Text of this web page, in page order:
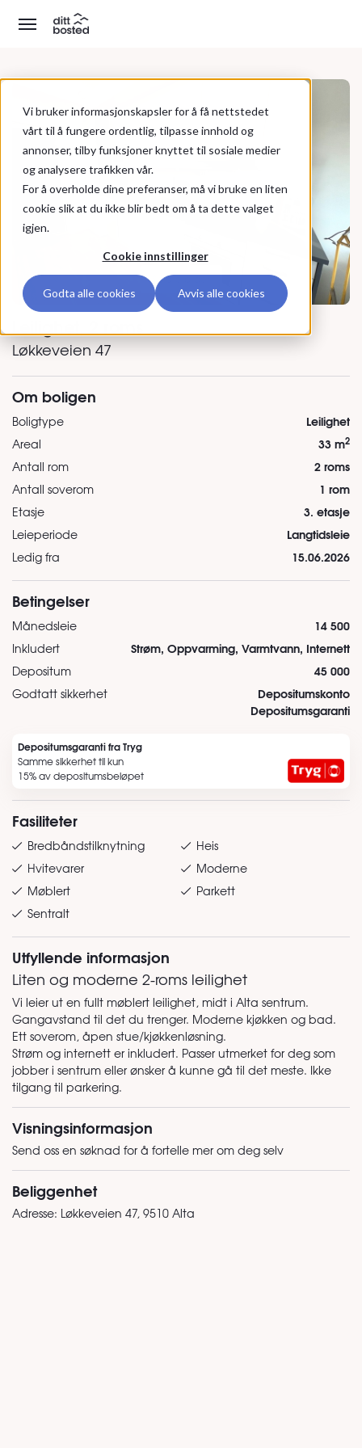
Vi bruker informasjonskapsler for å få nettstedet
vårt til å fungere ordentlig, tilpasse innhold og
annonser, tilby funksjoner knyttet til sosiale medier
og analysere trafikken vår.
For å overholde dine preferanser, må vi bruke en liten
cookie slik at du ikke blir bedt om å ta dette valget
igjen.
Cookie innstillinger
Godta alle cookies Avvis alle cookies
Se alle bilder
Løkkeveien 47
Om boligen
Boligtype Leilighet
Areal 33 m2
Antall rom 2 roms
Antall soverom 1 rom
Etasje 3. etasje
Leieperiode Langtidsleie
Ledig fra 15.06.2026
Betingelser
Månedsleie 14 500
Inkludert Strøm, Oppvarming, Varmtvann, Internett
Depositum 45 000
Godtatt sikkerhet
Depositumskonto
Depositumsgaranti
Depositumsgaranti fra Tryg
Samme sikkerhet til kun
15% av depositumsbeløpet
Fasiliteter
Bredbåndstilknytning
Heis
Hvitevarer
Moderne
Møblert
Parkett
Sentralt
Utfyllende informasjon
Liten og moderne 2-roms leilighet
Vi leier ut en fullt møblert leilighet, midt i Alta sentrum.
Gangavstand til det du trenger. Moderne kjøkken og bad.
Ett soverom, åpen stue/kjøkkenløsning.
Strøm og internett er inkludert. Passer utmerket for deg som
jobber i sentrum eller ønsker å kunne gå til det meste. Ikke
tilgang til parkering.
Visningsinformasjon
Send oss en søknad for å fortelle mer om deg selv
Beliggenhet
Adresse: Løkkeveien 47, 9510 Alta